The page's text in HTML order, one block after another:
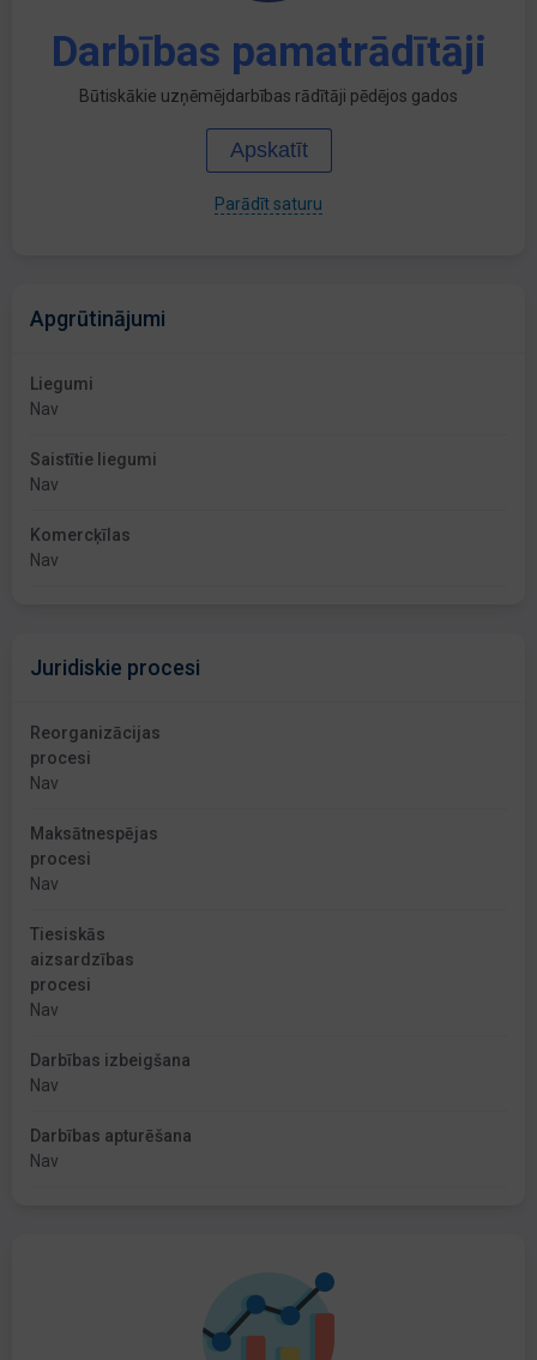
Darbības pamatrādītāji
Būtiskākie uzņēmējdarbības rādītāji pēdējos gados
Apskatīt
Parādīt saturu
Apgrūtinājumi
Liegumi
Nav
Saistītie liegumi
Nav
Komercķīlas
Nav
Juridiskie procesi
Reorganizācijas
procesi
Nav
Maksātnespējas
procesi
Nav
Tiesiskās
aizsardzības
procesi
Nav
Darbības izbeigšana
Nav
Darbības apturēšana
Nav